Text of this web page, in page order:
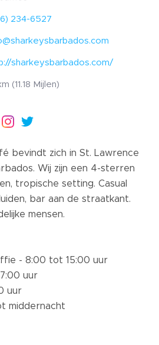
234-6527
sharkeysbarbados.com/
(11.18 Mijlen)
bevindt zich in St. Lawrence
Wij zijn een 4-sterren
tropische setting. Casual
bar aan de straatkant.
mensen.
- 8:00 tot 15:00 uur
uur
uur
middernacht